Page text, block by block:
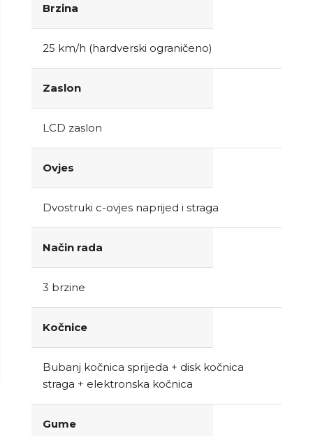
Brzina
25 km/h (hardverski ograničeno)
Zaslon
LCD zaslon
Ovjes
Dvostruki c-ovjes naprijed i straga
Način rada
3 brzine
Kočnice
Bubanj kočnica sprijeda + disk kočnica
straga + elektronska kočnica
Gume